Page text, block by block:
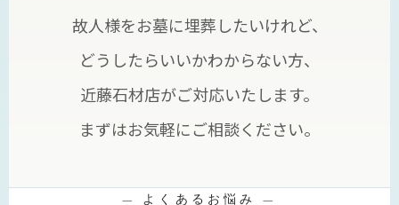
故人様をお墓に埋葬したいけれど、
どうしたらいいかわからない方、
近藤石材店がご対応いたします。
まずはお気軽にご相談ください。
— よくあるお悩み —